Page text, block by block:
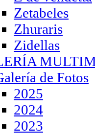
Zetabeles
Zhuraris
Zidellas
de Fotos
2025
2024
2023